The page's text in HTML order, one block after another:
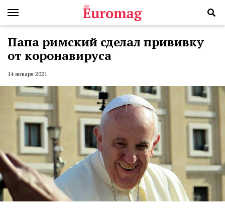
Папа римский сделал прививку
от коронавируса
14 января 2021